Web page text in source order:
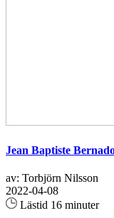
Jean Baptiste
av: Torbjörn Nilsson
2022-04-08
Lästid 16 minuter